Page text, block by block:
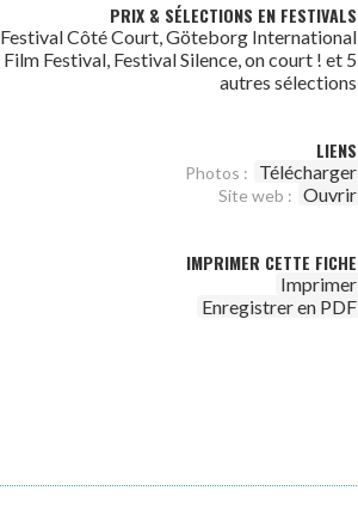
PRIX & SÉLECTIONS EN FESTIVALS
Festival Côté Court, Göteborg International
Film Festival, Festival Silence, on court ! et 5
autres sélections
LIENS
Photos : Télécharger
Site web : Ouvrir
IMPRIMER CETTE FICHE
Imprimer
Enregistrer en PDF